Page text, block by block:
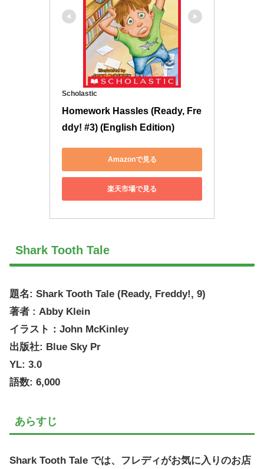
Scholastic
Homework Hassles (Ready, Fre
ddy! #3) (English Edition)
Amazonで見る
楽天市場で見る
Shark Tooth Tale
題名: Shark Tooth Tale (Ready, Freddy!, 9)
著者 : Abby Klein
イラスト：John McKinley
出版社: Blue Sky Pr
YL: 3.0
語数: 6,000
あらすじ
Shark Tooth Tale では、フレディがお気に入りのお店